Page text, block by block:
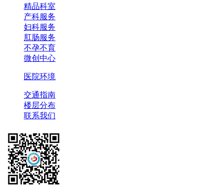
精品科室
产科服务
妇科服务
肛肠服务
不孕不育
微创中心
医院环境
交通指南
楼层分布
联系我们